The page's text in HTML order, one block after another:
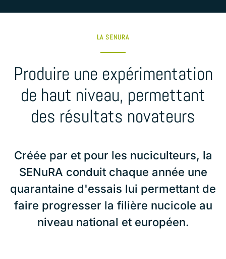
LA SENURA
Produire une expérimentation
de haut niveau, permettant
des résultats novateurs
Créée par et pour les nuciculteurs, la
SENuRA conduit chaque année une
quarantaine d'essais lui permettant de
faire progresser la filière nucicole au
niveau national et européen.